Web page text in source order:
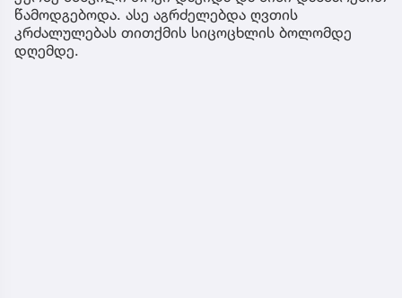
წამოდგებოდა. ასე აგრძელებდა ღვთის
კრძალულებას თითქმის სიცოცხლის ბოლომდე
დღემდე.